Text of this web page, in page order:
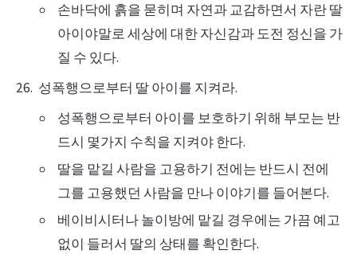
손바닥에 흙을 묻히며 자연과 교감하면서 자란 딸
아이야말로 세상에 대한 자신감과 도전 정신을 가
질 수 있다.
성폭행으로부터 딸 아이를 지켜라.
성폭행으로부터 아이를 보호하기 위해 부모는 반
드시 몇가지 수칙을 지켜야 한다.
딸을 맡길 사람을 고용하기 전에는 반드시 전에
그를 고용했던 사람을 만나 이야기를 들어본다.
베이비시터나 놀이방에 맡길 경우에는 가끔 예고
없이 들러서 딸의 상태를 확인한다.